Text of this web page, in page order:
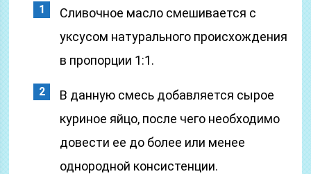
Сливочное масло смешивается с
уксусом натурального происхождения
в пропорции 1:1.
В данную смесь добавляется сырое
куриное яйцо, после чего необходимо
довести ее до более или менее
однородной консистенции.